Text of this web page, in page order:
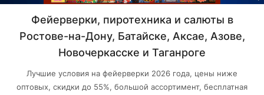
Фейерверки, пиротехника и салюты в
Ростове-на-Дону, Батайске, Аксае, Азове,
Новочеркасске и Таганроге
Лучшие условия на фейерверки 2026 года, цены ниже
оптовых, скидки до 55%, большой ассортимент, бесплатная